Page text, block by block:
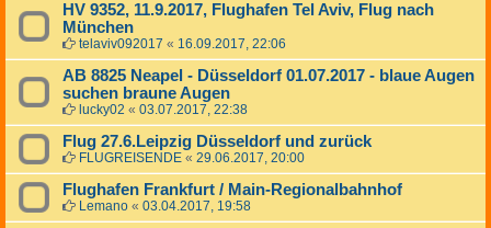
HV 9352, 11.9.2017, Flughafen Tel Aviv, Flug nach
München
telaviv092017 « 16.09.2017, 22:06
AB 8825 Neapel - Düsseldorf 01.07.2017 - blaue Augen
suchen braune Augen
lucky02 « 03.07.2017, 22:38
Flug 27.6.Leipzig Düsseldorf und zurück
FLUGREISENDE « 29.06.2017, 20:00
Flughafen Frankfurt / Main-Regionalbahnhof
Lemano « 03.04.2017, 19:58